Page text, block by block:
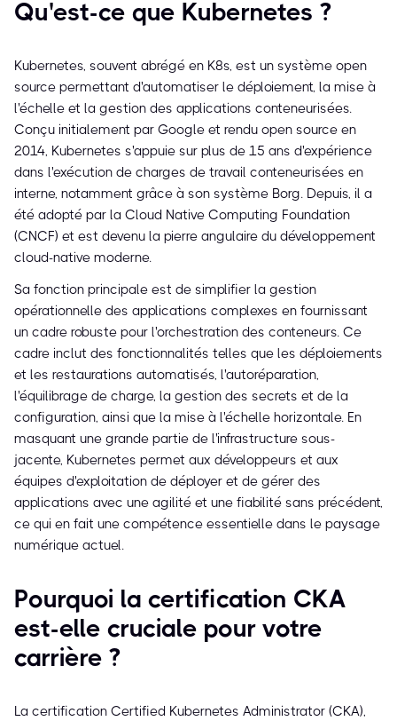
Qu'est-ce que Kubernetes ?
Kubernetes, souvent abrégé en K8s, est un système open
source permettant d'automatiser le déploiement, la mise à
l'échelle et la gestion des applications conteneurisées.
Conçu initialement par Google et rendu open source en
2014, Kubernetes s'appuie sur plus de 15 ans d'expérience
dans l'exécution de charges de travail conteneurisées en
interne, notamment grâce à son système Borg. Depuis, il a
été adopté par la Cloud Native Computing Foundation
(CNCF) et est devenu la pierre angulaire du développement
cloud-native moderne.
Sa fonction principale est de simplifier la gestion
opérationnelle des applications complexes en fournissant
un cadre robuste pour l'orchestration des conteneurs. Ce
cadre inclut des fonctionnalités telles que les déploiements
et les restaurations automatisés, l'autoréparation,
l'équilibrage de charge, la gestion des secrets et de la
configuration, ainsi que la mise à l'échelle horizontale. En
masquant une grande partie de l'infrastructure sous-
jacente, Kubernetes permet aux développeurs et aux
équipes d'exploitation de déployer et de gérer des
applications avec une agilité et une fiabilité sans précédent,
ce qui en fait une compétence essentielle dans le paysage
numérique actuel.
Pourquoi la certification CKA
est-elle cruciale pour votre
carrière ?
La certification Certified Kubernetes Administrator (CKA),